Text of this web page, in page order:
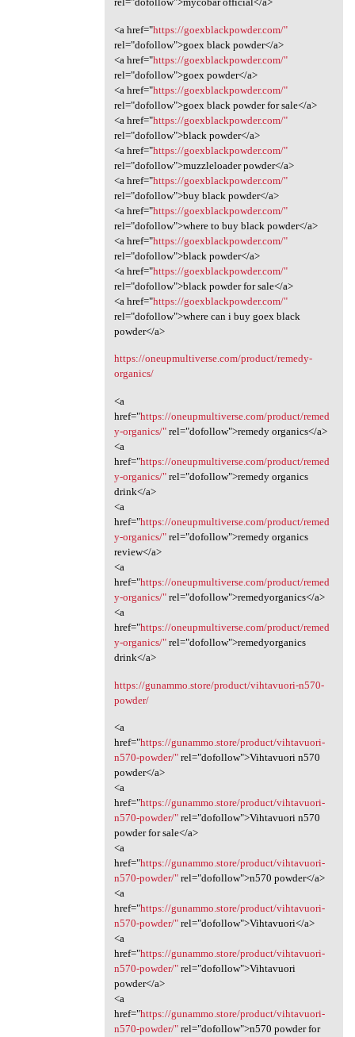
<a href="https://goexblackpowder.com/"
rel="dofollow">goex black powder</a>
<a href="https://goexblackpowder.com/"
rel="dofollow">goex powder</a>
<a href="https://goexblackpowder.com/"
rel="dofollow">goex black powder for sale</a>
<a href="https://goexblackpowder.com/"
rel="dofollow">black powder</a>
<a href="https://goexblackpowder.com/"
rel="dofollow">muzzleloader powder</a>
<a href="https://goexblackpowder.com/"
rel="dofollow">buy black powder</a>
<a href="https://goexblackpowder.com/"
rel="dofollow">where to buy black powder</a>
<a href="https://goexblackpowder.com/"
rel="dofollow">black powder</a>
<a href="https://goexblackpowder.com/"
rel="dofollow">black powder for sale</a>
<a href="https://goexblackpowder.com/"
rel="dofollow">where can i buy goex black
powder</a>
https://oneupmultiverse.com/product/remedy-
organics/
<a
href="https://oneupmultiverse.com/product/remed
y-organics/"rel="dofollow">remedy organics</a>
<a
href="https://oneupmultiverse.com/product/remed
y-organics/"rel="dofollow">remedy organics
drink</a>
<a
href="https://oneupmultiverse.com/product/remed
y-organics/"rel="dofollow">remedy organics
review</a>
<a
href="https://oneupmultiverse.com/product/remed
y-organics/"rel="dofollow">remedyorganics</a>
<a
href="https://oneupmultiverse.com/product/remed
y-organics/"rel="dofollow">remedyorganics
drink</a>
https://gunammo.store/product/vihtavuori-n570-
powder/
<a
href="https://gunammo.store/product/vihtavuori-
n570-powder/"rel="dofollow">Vihtavuori n570
powder</a>
<a
href="https://gunammo.store/product/vihtavuori-
n570-powder/"rel="dofollow">Vihtavuori n570
powder for sale</a>
<a
href="https://gunammo.store/product/vihtavuori-
n570-powder/"rel="dofollow">n570 powder</a>
<a
href="https://gunammo.store/product/vihtavuori-
n570-powder/"rel="dofollow">Vihtavuori</a>
<a
href="https://gunammo.store/product/vihtavuori-
n570-powder/"rel="dofollow">Vihtavuori
powder</a>
<a
href="https://gunammo.store/product/vihtavuori-
n570-powder/"rel="dofollow">n570 powder for